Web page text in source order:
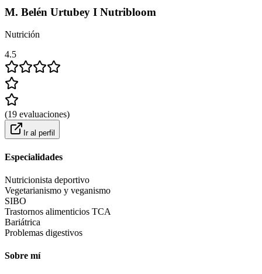
M. Belén Urtubey I Nutribloom
Nutrición
4.5
(19 evaluaciones)
Ir al perfil
Especialidades
Nutricionista deportivo
Vegetarianismo y veganismo
SIBO
Trastornos alimenticios TCA
Bariátrica
Problemas digestivos
Sobre mí